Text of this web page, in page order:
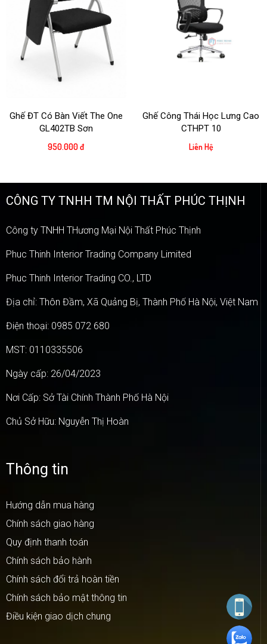
Ghế ĐT Có Bàn Viết The One
GL402TB Sơn
950.000 đ
Ghế Công Thái Học Lưng Cao
CTHPT 10
Liên Hệ
CÔNG TY TNHH TM NỘI THẤT PHÚC THỊNH
Công ty TNHH THương Mại Nội Thất Phúc Thịnh
Phuc Thinh Interior Trading Company Limited
Phuc Thinh Interior Trading CO., LTD
Địa chỉ: Thôn Đầm, Xã Quảng Bị, Thành Phố Hà Nội, Việt Nam
Điện thoại: 0985 072 680
MST: 0110335506
Ngày cấp: 26/04/2023
Nơi Cấp: Sở Tài Chính Thành Phố Hà Nội
Chủ Sở Hữu: Nguyễn Thị Hoàn
Thông tin
Hướng dẫn mua hàng
Chính sách giao hàng
Quy định thanh toán
Chính sách bảo hành
Chính sách đổi trả hoàn tiền
Chính sách bảo mật thông tin
Điều kiện giao dịch chung